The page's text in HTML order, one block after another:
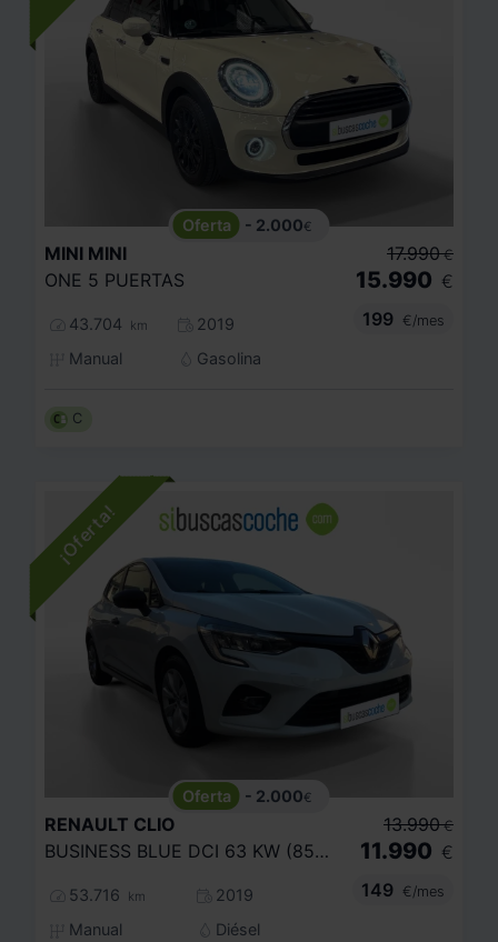
- 2.000€
MINI MINI
ONE 5 PUERTAS
43.704 km
2019
Manual
Gasolina
17.990 €
15.990 €
199
€/mes
C
- 2.000€
RENAULT CLIO
BUSINESS BLUE DCI 63 KW (85CV)
53.716 km
2019
Manual
Diésel
13.990 €
11.990 €
149
€/mes